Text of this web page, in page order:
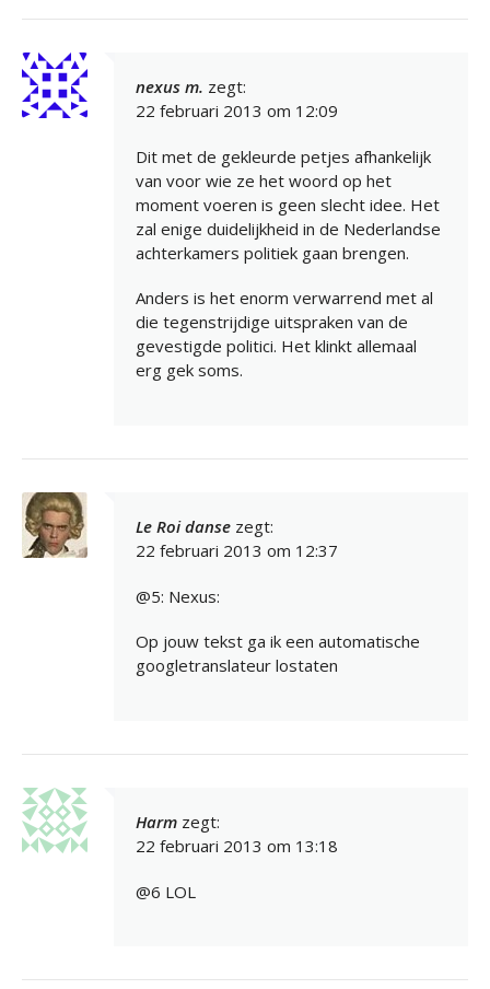
nexus m. zegt:
22 februari 2013 om 12:09
Dit met de gekleurde petjes afhankelijk
van voor wie ze het woord op het
moment voeren is geen slecht idee. Het
zal enige duidelijkheid in de Nederlandse
achterkamers politiek gaan brengen.
Anders is het enorm verwarrend met al
die tegenstrijdige uitspraken van de
gevestigde politici. Het klinkt allemaal
erg gek soms.
Le Roi danse zegt:
22 februari 2013 om 12:37
@5: Nexus:
Op jouw tekst ga ik een automatische
googletranslateur lostaten
Harm zegt:
22 februari 2013 om 13:18
@6 LOL